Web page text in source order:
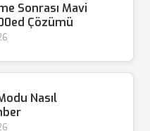
Sonrası Mavi
Çözümü
Nasıl